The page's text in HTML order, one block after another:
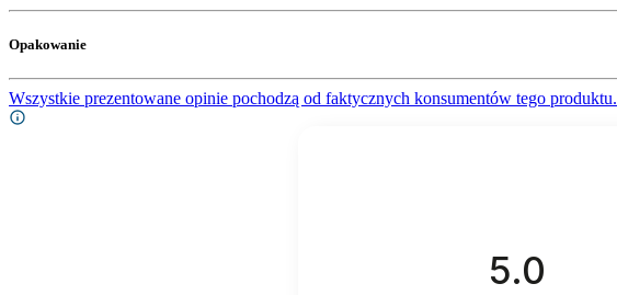
Opakowanie
Wszystkie prezentowane opinie pochodzą od faktycznych konsumentów tego produktu.
5.0